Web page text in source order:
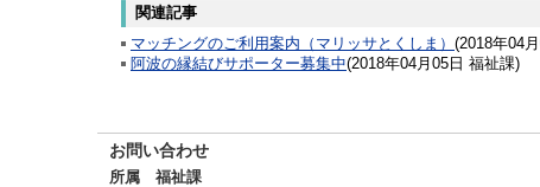
関連記事
マッチングのご利用案内（マリッサとくしま） (2018年04
阿波の縁結びサポーター募集中(2018年04月05日 福祉課)
お問い合わせ
所属 福祉課